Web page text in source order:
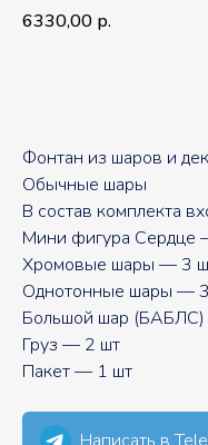
6330,00 р.
Фонтан из шаров и
Обычные шары
В состав комплекта
Мини фигура Сердце
Хромовые шары — 3
Однотонные шары —
Большой шар
Груз — 2 шт
Пакет — 1 шт